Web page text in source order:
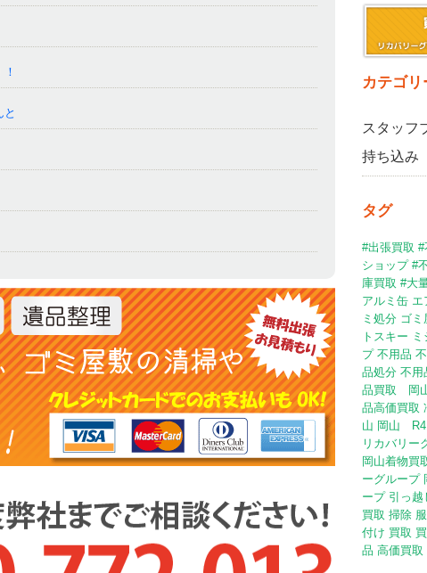
カテゴリ
スタッフ
持ち込み
タグ
#出張買取
ショップ #
庫買取 #大
アルミ缶 エ
ミ処分 ゴミ
トスキー ミ
プ 不用品
品処分 不用
品買取 岡
品高価買取
山 岡山
リカバリー
岡山着物買
ーグループ
ープ 引っ越
買取 掃除
付け 買取
品 高価買取